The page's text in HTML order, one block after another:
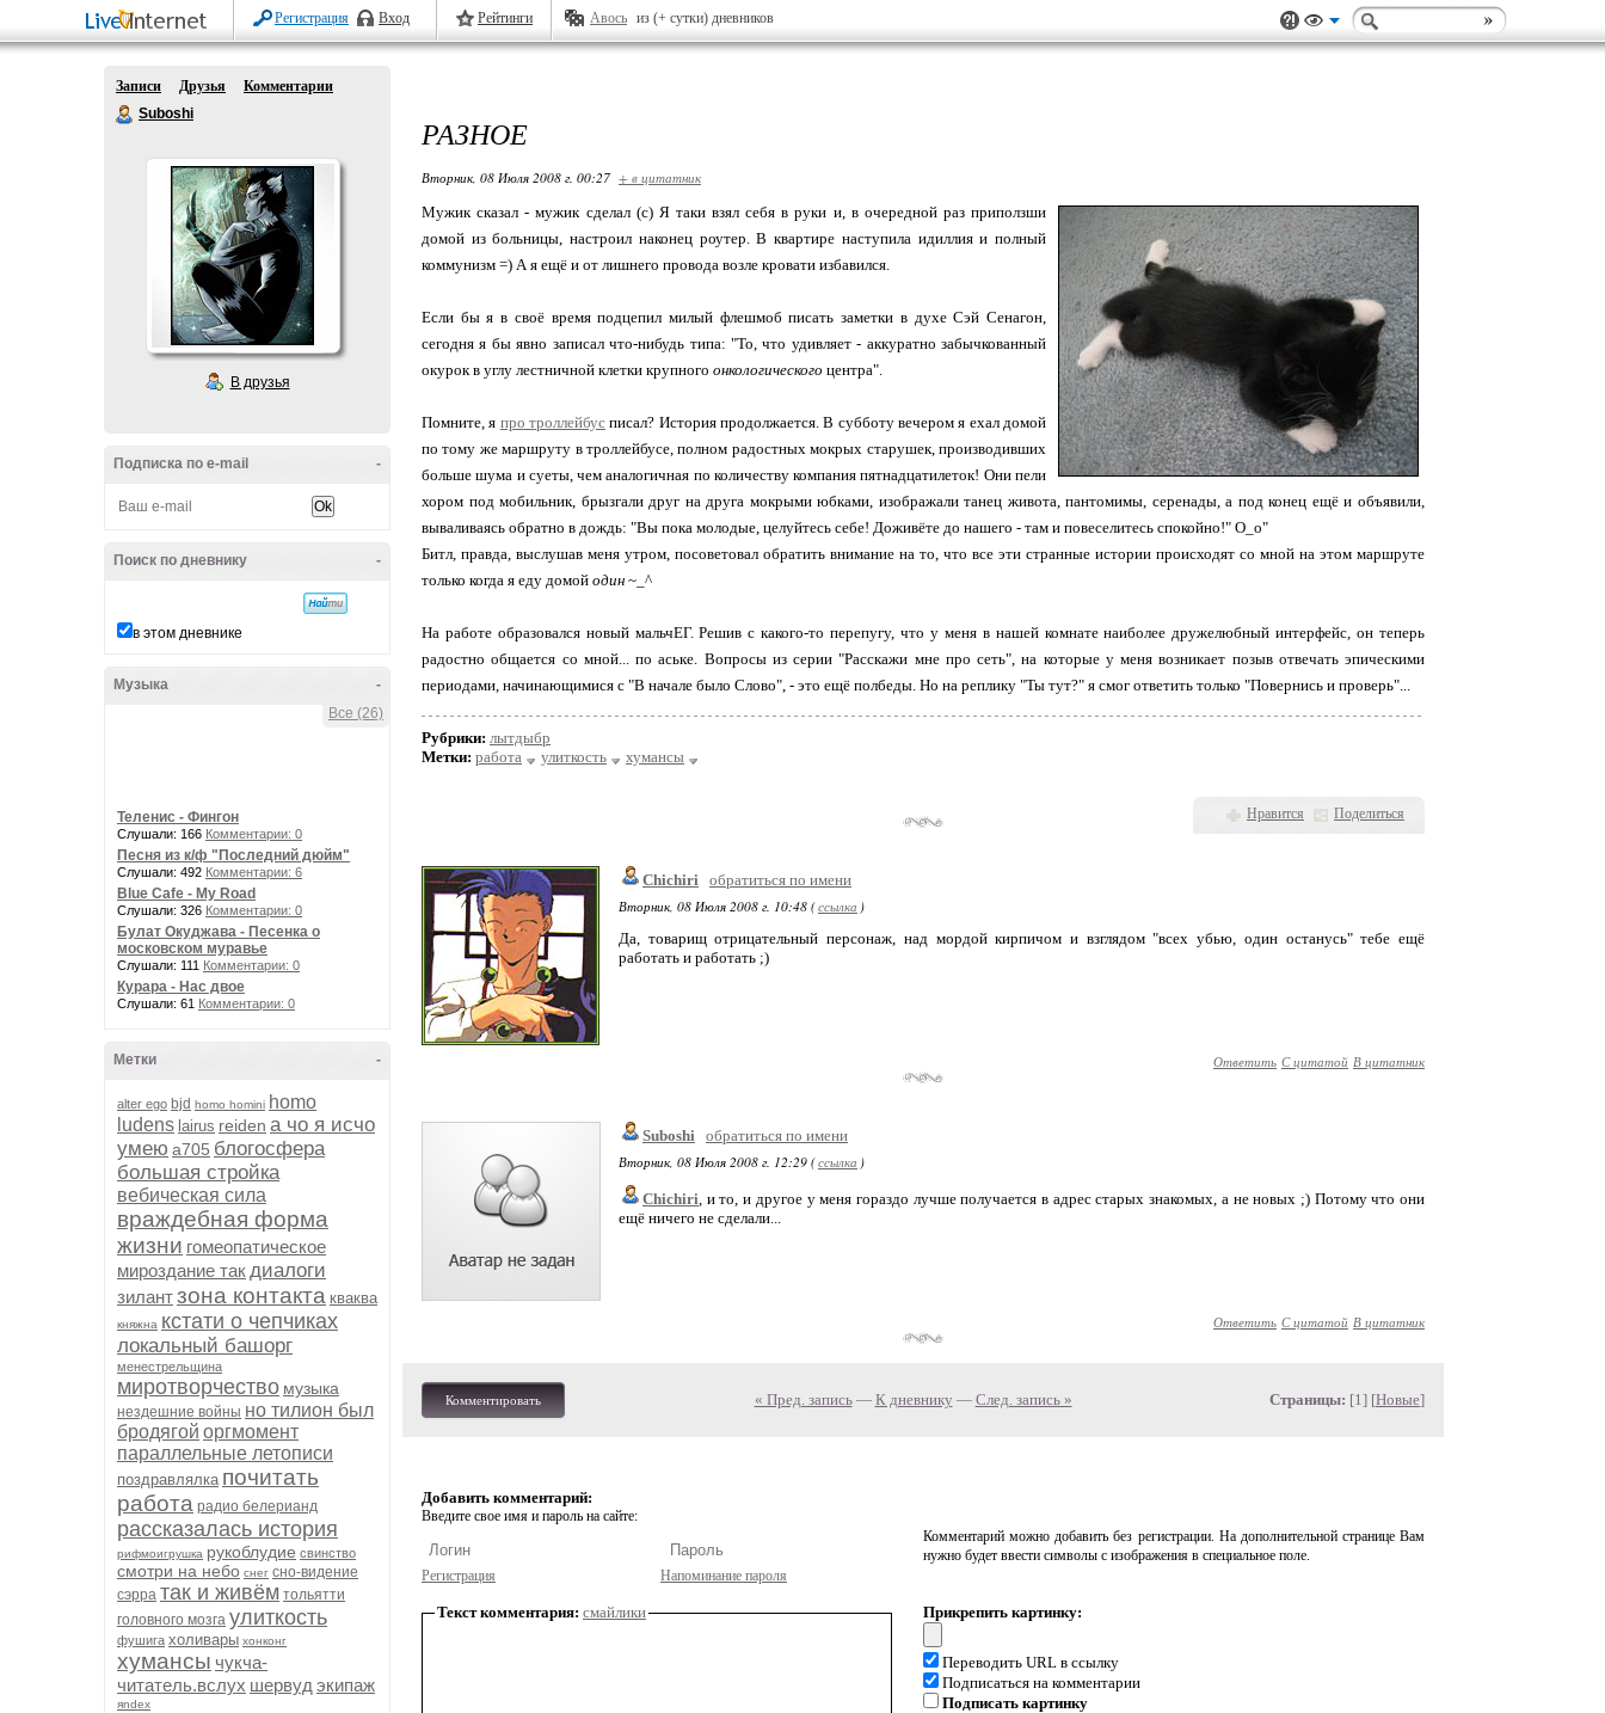
Регистрация Вход Рейтинги Авось из (+ сутки) дневников
Записи Друзья
Комментарии
Suboshi
В друзья
-
Подписка по e-mail
-
Поиск по дневнику
в этом дневнике
-
Музыка
Все (26)
Теленис - Фингон
Слушали: 166 Комментарии: 0
Песня из к/ф "Последний дюйм"
Слушали: 492 Комментарии: 6
Blue Cafe - My Road
Слушали: 326 Комментарии: 0
Булат Окуджава - Песенка о
московском муравье
Слушали: 111 Комментарии: 0
Курара - Нас двое
Слушали: 61 Комментарии: 0
-
Метки
alter ego bjd homo homini homo
ludens lairus reiden а чо я исчо
умею а705 блогосфера
большая стройка
вебическая сила
враждебная форма
жизни гомеопатическое
мироздание такдиалоги
зилантзона контакта кваква
княжна кстати о чепчиках
локальный башорг
менестрельщина
миротворчество музыка
нездешние войны но тилион был
бродягой оргмомент
параллельные летописи
поздравлялка почитать
работа радио белерианд
рассказалась история
рифмоигрушка рукоблудие свинство
смотри на небо снег сно-видение
сэрра так и живём тольятти
головного мозга улиткость
фушига холивары хонконг
хумансы чукча-
читатель.вслух шервуд экипаж
яndex
РАЗНОЕ
Вторник, 08 Июля 2008 г. 00:27 + в цитатник
Мужик сказал - мужик сделал (с) Я таки взял себя в руки и, в очередной раз приползши
домой из больницы, настроил наконец роутер. В квартире наступила идиллия и полный
коммунизм =) А я ещё и от лишнего провода возле кровати избавился.
Если бы я в своё время подцепил милый флешмоб писать заметки в духе Сэй Сенагон,
сегодня я бы явно записал что-нибудь типа: "То, что удивляет - аккуратно забычкованный
окурок в углу лестничной клетки крупного онкологического центра".
Помните, я про троллейбус писал? История продолжается. В субботу вечером я ехал домой
по тому же маршруту в троллейбусе, полном радостных мокрых старушек, производивших
больше шума и суеты, чем аналогичная по количеству компания пятнадцатилеток! Они пели
хором под мобильник, брызгали друг на друга мокрыми юбками, изображали танец живота, пантомимы, серенады, а под конец ещё и объявили,
вываливаясь обратно в дождь: "Вы пока молодые, целуйтесь себе! Доживёте до нашего - там и повеселитесь спокойно!" О_о"
Битл, правда, выслушав меня утром, посоветовал обратить внимание на то, что все эти странные истории происходят со мной на этом маршруте
только когда я еду домой один ~_^
На работе образовался новый мальчЕГ. Решив с какого-то перепугу, что у меня в нашей комнате наиболее дружелюбный интерфейс, он теперь
радостно общается со мной... по аське. Вопросы из серии "Расскажи мне про сеть", на которые у меня возникает позыв отвечать эпическими
периодами, начинающимися с "В начале было Слово", - это ещё полбеды. Но на реплику "Ты тут?" я смог ответить только "Повернись и проверь"...
Рубрики: лытдыбр
Метки: работа улиткость хумансы
Нравится Поделиться
Chichiri обратиться по имени
Вторник, 08 Июля 2008 г. 10:48 (ссылка )
Да, товарищ отрицательный персонаж, над мордой кирпичом и взглядом "всех убью, один останусь" тебе ещё
работать и работать ;)
Ответить С цитатой В цитатник
Suboshi обратиться по имени
Вторник, 08 Июля 2008 г. 12:29 (ссылка )
Chichiri, и то, и другое у меня гораздо лучше получается в адрес старых знакомых, а не новых ;) Потому что они
ещё ничего не сделали...
Ответить С цитатой В цитатник
Комментировать « Пред. запись— К дневнику — След. запись » Страницы: [1] [Новые]
Добавить комментарий:
Введите свое имя и пароль на сайте:
Регистрация Напоминание пароля
Комментарий можно добавить без регистрации. На дополнительной странице Вам
нужно будет ввести символы с изображения в специальное поле.
Текст комментария: смайлики Прикрепить картинку:
Переводить URL в ссылку
Подписаться на комментарии
Подписать картинку